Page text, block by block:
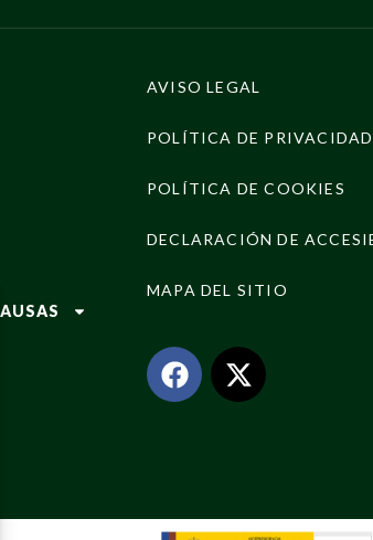
AVISO LEGAL
POLÍTICA DE PRIVACIDAD
POLÍTICA DE COOKIES
DECLARACIÓN DE
MAPA DEL SITIO